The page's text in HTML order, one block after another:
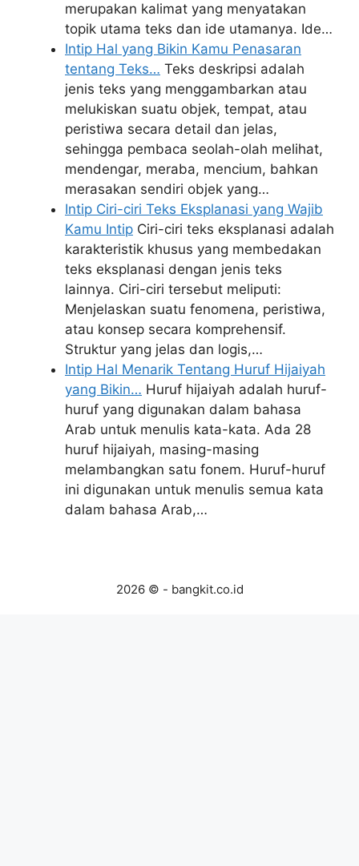
merupakan kalimat yang menyatakan
topik utama teks dan ide utamanya. Ide…
Intip Hal yang Bikin Kamu Penasaran
tentang Teks… Teks deskripsi adalah
jenis teks yang menggambarkan atau
melukiskan suatu objek, tempat, atau
peristiwa secara detail dan jelas,
sehingga pembaca seolah-olah melihat,
mendengar, meraba, mencium, bahkan
merasakan sendiri objek yang…
Intip Ciri-ciri Teks Eksplanasi yang Wajib
Kamu Intip Ciri-ciri teks eksplanasi adalah
karakteristik khusus yang membedakan
teks eksplanasi dengan jenis teks
lainnya. Ciri-ciri tersebut meliputi:
Menjelaskan suatu fenomena, peristiwa,
atau konsep secara komprehensif.
Struktur yang jelas dan logis,…
Intip Hal Menarik Tentang Huruf Hijaiyah
yang Bikin… Huruf hijaiyah adalah huruf-
huruf yang digunakan dalam bahasa
Arab untuk menulis kata-kata. Ada 28
huruf hijaiyah, masing-masing
melambangkan satu fonem. Huruf-huruf
ini digunakan untuk menulis semua kata
dalam bahasa Arab,…
2026 © - bangkit.co.id